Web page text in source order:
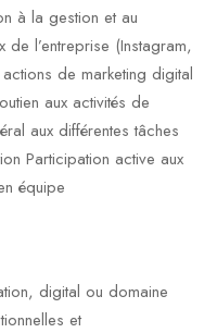
à la gestion et au
l’entreprise (Instagram,
de marketing digital
aux activités de
aux différentes tâches
Participation active aux
équipe
digital ou domaine
et